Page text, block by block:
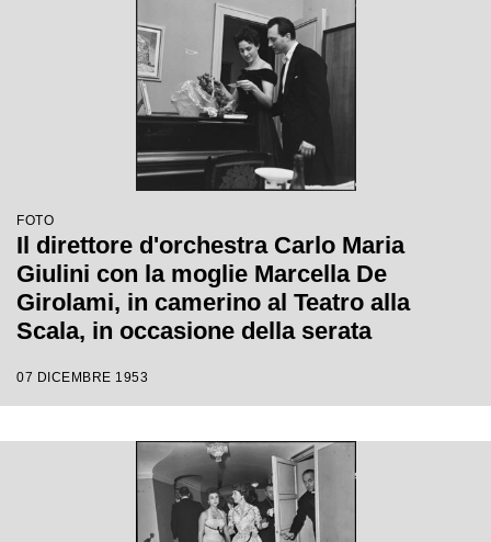
FOTO
Il direttore d'orchestra Carlo Maria
Giulini con la moglie Marcella De
Girolami, in camerino al Teatro alla
Scala, in occasione della serata
1954 con l'opera "La Wally", di Alfredo
e la direzione di Giulini stesso
07 DICEMBRE 1953